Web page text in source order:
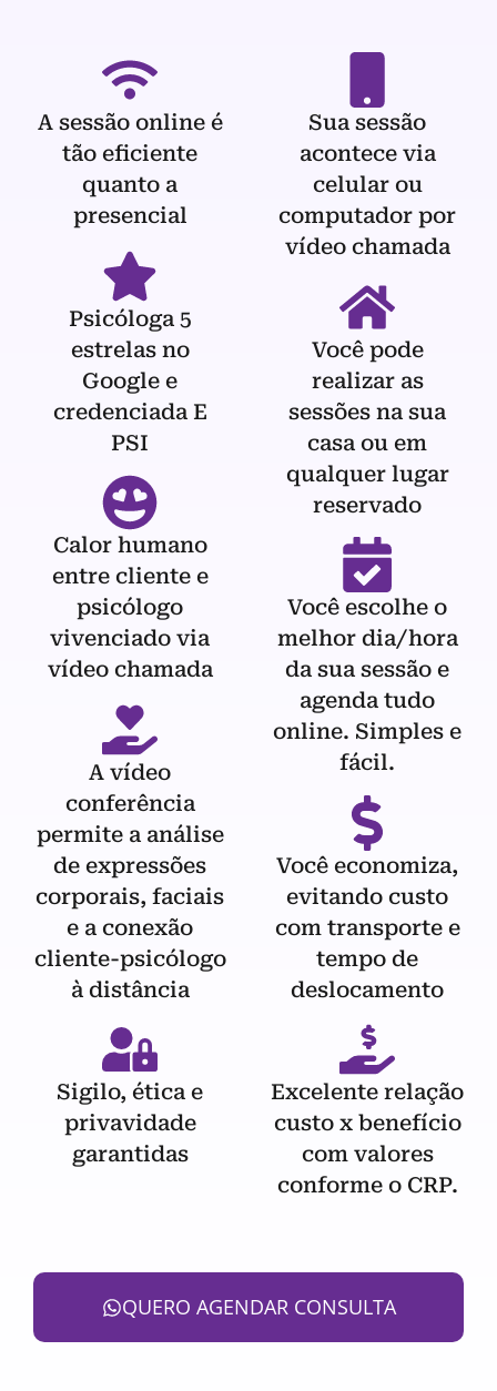
A sessão online é
tão eficiente
quanto a
presencial
Psicóloga 5
estrelas no
Google e
credenciada E
PSI
Calor humano
entre cliente e
psicólogo
vivenciado via
vídeo chamada
A vídeo
conferência
permite a análise
de expressões
corporais, faciais
e a conexão
cliente-psicólogo
à distância
Sigilo, ética e
privavidade
garantidas
Sua sessão
acontece via
celular ou
computador por
vídeo chamada
Você pode
realizar as
sessões na sua
casa ou em
qualquer lugar
reservado
Você escolhe o
melhor dia/hora
da sua sessão e
agenda tudo
online. Simples e
fácil.
Você economiza,
evitando custo
com transporte e
tempo de
deslocamento
Excelente relação
custo x benefício
com valores
conforme o CRP.
QUERO AGENDAR CONSULTA